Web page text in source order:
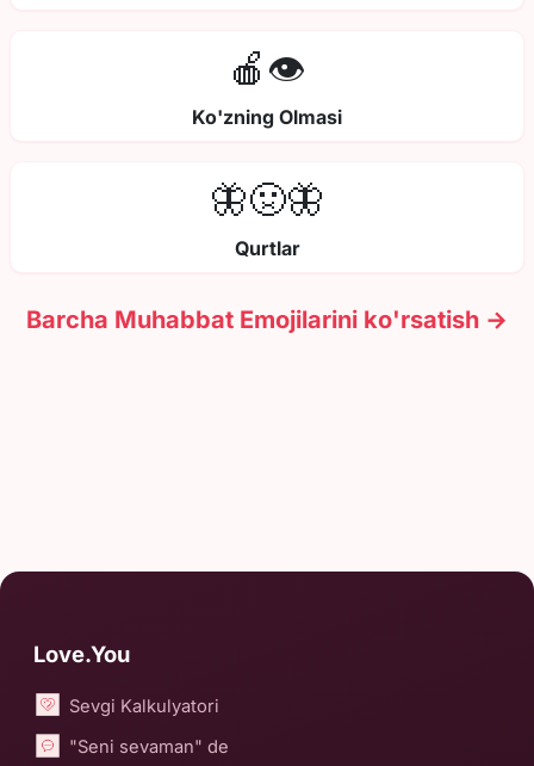
🍎👁️
Ko'zning Olmasi
🦋🤢🦋
Qurtlar
Barcha Muhabbat Emojilarini ko'rsatish →
Love.You
Sevgi Kalkulyatori
"Seni sevaman" de